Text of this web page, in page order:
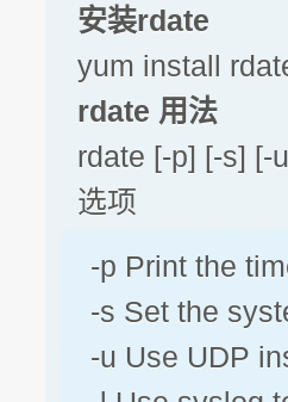
安装rdate
yum install
rdate 用法
rdate [-p] [-s]
选项
-p Print the
-s Set the
-u Use UDP